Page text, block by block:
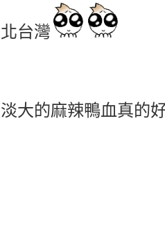
北台灣
淡大的麻辣鴨血真的